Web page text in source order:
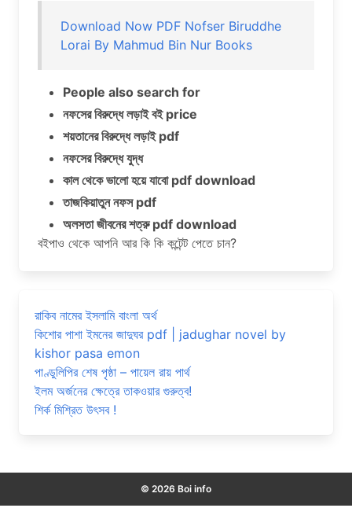
Download Now PDF Nofser Biruddhe
Lorai By Mahmud Bin Nur Books
People also search for
নফসের বিরুদ্ধে লড়াই বই price
শয়তানের বিরুদ্ধে লড়াই pdf
নফসের বিরুদ্ধে যুদ্ধ
কাল থেকে ভালো হয়ে যাবো pdf download
তাজকিয়াতুন নফস pdf
অলসতা জীবনের শত্রু pdf download
বইপাও থেকে আপনি আর কি কি কন্টেন্ট পেতে চান?
রাকিব নামের ইসলামি বাংলা অর্থ
কিশোর পাশা ইমনের জাদুঘর pdf | jadughar novel by
kishor pasa emon
পাণ্ডুলিপির শেষ পৃষ্ঠা – পায়েল রায় পার্থ
ইলম অর্জনের ক্ষেত্রে তাকওয়ার গুরুত্ব!
শির্ক মিশ্রিত উৎসব !
© 2026 Boi info